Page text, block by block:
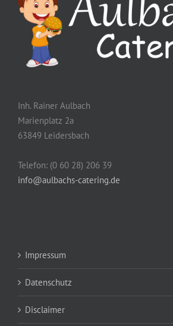
Inh. Rainer Aulbach
Marienplatz 2a
63849 Leidersbach
Telefon: (0 60 28) 206 39
info@aulbachs-catering.de
Impressum
Datenschutz
Disclaimer